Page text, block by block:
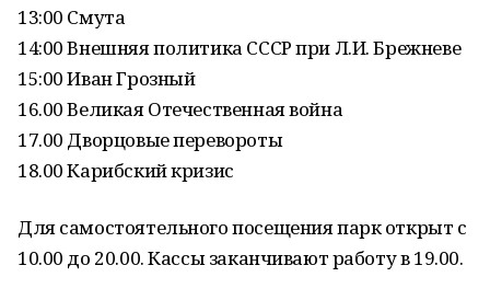
13:00 Смута
14:00 Внешняя политика СССР при Л.И. Брежневе
15:00 Иван Грозный
16.00 Великая Отечественная война
17.00 Дворцовые перевороты
18.00 Карибский кризис
Для самостоятельного посещения парк открыт с
10.00 до 20.00. Кассы заканчивают работу в 19.00.